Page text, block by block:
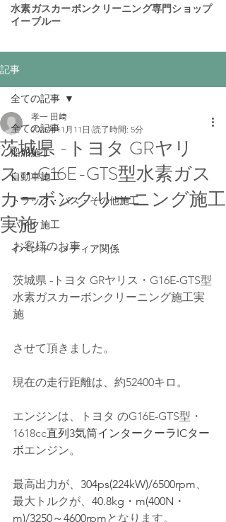
​水素ガスカーボンクリーニング専門ショップ
イーブルー
記事
全ての記事
船舶施工
自動車施工
トラック・バス・その他施工
バイク施工
イベント・メディア関係
全ての記事
茨城県 -トヨタ GRヤリ
ス・G16E-GTS型水素ガス
カーボンクリーニング施工
実施
孝一 田﨑
2025年11月11日 読了時間: 5分
お客様のお車
茨城県 -トヨタ GRヤリス・G16E-GTS型
水素ガスカーボンクリーニング施工実
施
させて頂きました。
現在の走行距離は、約52400キロ。
エンジンは、トヨタ のG16E-GTS型 ・
1618cc直列3気筒インタークーラICター
ボエンジン。
最高出力が、 304ps(224kW)/6500rpm、
最大トルクが、 40.8kg・m(400N・
m)/3250～4600rpmとなります。